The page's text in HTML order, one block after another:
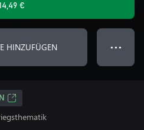
€
HINZUFÜGEN ● ● ●